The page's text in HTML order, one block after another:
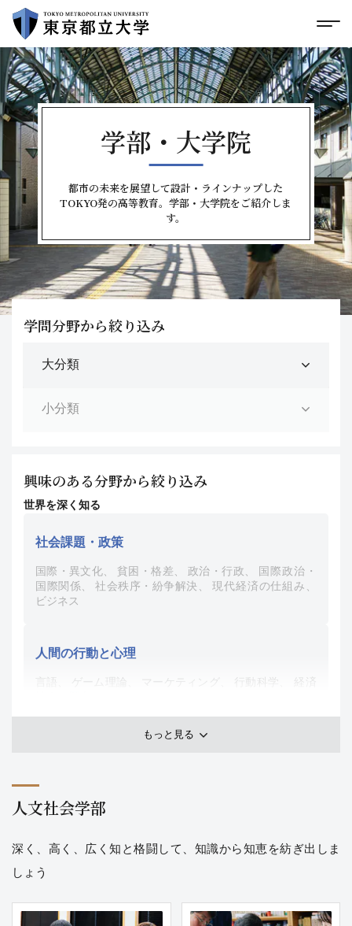
イ
ン
コ
ン
テ
ン
キ
ッ
プ
グローバルメニューにスキップ メ
学部・大学院
都市の未来を展望して設計・ラインナップした
TOKYO発の高等教育。学部・大学院をご紹介しま
す。
学問分野から絞り込み
興味のある分野から絞り込み
世界を深く知る
社会課題・政策
国際・異文化 貧困・格差 政治・行政
国際政治・
国際関係
社会秩序・紛争解決
現代経済の仕組み
ビジネス
人間の行動と心理
言語 ゲーム理論 マーケティング 行動科学
経済
未来を変える
世界をつくる素材
もっと見る
人文社会学部
深く、高く、広く知と格闘して、知識から知恵を紡ぎ出しま
しょう